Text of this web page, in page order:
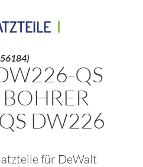
QS
DW226
für DeWalt